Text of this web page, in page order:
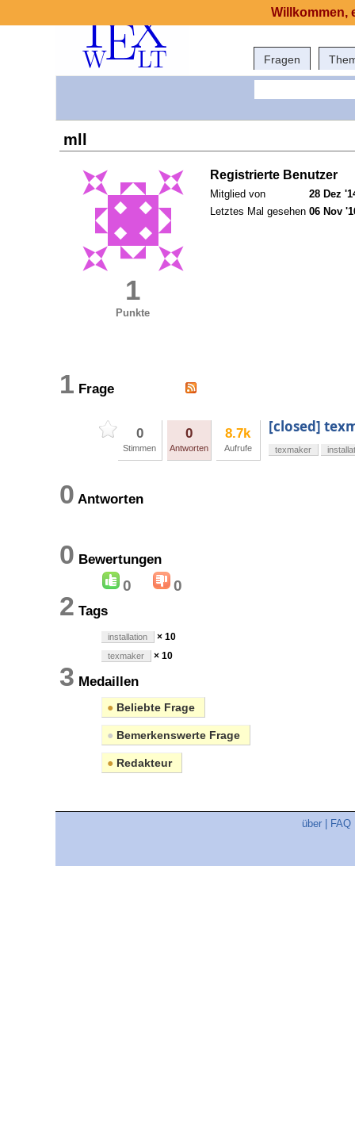
Fragen
mll
1
Punkte
Registrierte Benutzer
Mitglied von
28 Dez
Letztes Mal gesehen 06 Nov
1 Frage
0
Stimmen
0
Antworten
8.7k
Aufrufe
[closed]
texmaker
0 Antworten
0 Bewertungen
0 0
2 Tags
installation × 10
texmaker × 10
3 Medaillen
● Beliebte Frage
● Bemerkenswerte Frage
● Redakteur
über FAQ
Willkommen,